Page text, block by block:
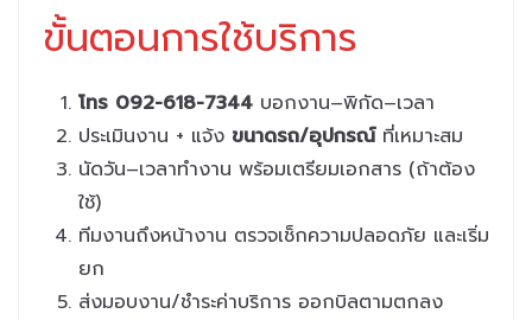
ขั้นตอนการใช้บริการ
โทร 092-618-7344 บอกงาน–พิกัด–เวลา
ประเมินงาน + แจ้ง ขนาดรถ/อุปกรณ์ที่เหมาะสม
นัดวัน–เวลาทำงาน พร้อมเตรียมเอกสาร (ถ้าต้อง
ใช้)
ทีมงานถึงหน้างาน ตรวจเช็กความปลอดภัย และเริ่ม
ยก
ส่งมอบงาน/ชำระค่าบริการ ออกบิลตามตกลง